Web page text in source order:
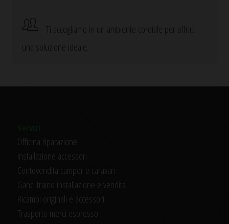
Ti accogliamo in un ambiente cordiale per offrirti
una soluzione ideale.
Officina riparazione
Installazione accessori
Contovendita camper e caravan
Ganci traino installazione e vendita
Ricambi originali e accessori
Trasporto merci espresso